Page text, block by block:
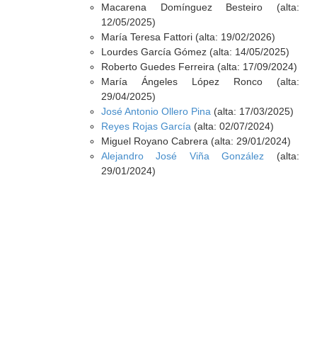
Macarena Domínguez Besteiro (alta:
12/05/2025)
María Teresa Fattori (alta: 19/02/2026)
Lourdes García Gómez (alta: 14/05/2025)
Roberto Guedes Ferreira (alta: 17/09/2024)
María Ángeles López Ronco (alta:
29/04/2025)
José Antonio Ollero Pina (alta: 17/03/2025)
Reyes Rojas García (alta: 02/07/2024)
Miguel Royano Cabrera (alta: 29/01/2024)
Alejandro José Viña González (alta:
29/01/2024)